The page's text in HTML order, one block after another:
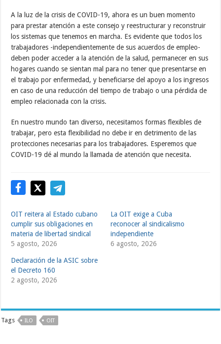
A la luz de la crisis de COVID-19, ahora es un buen momento
para prestar atención a este consejo y reestructurar y reconstruir
los sistemas que tenemos en marcha. Es evidente que todos los
trabajadores -independientemente de sus acuerdos de empleo-
deben poder acceder a la atención de la salud, permanecer en sus
hogares cuando se sientan mal para no tener que presentarse en
el trabajo por enfermedad, y beneficiarse del apoyo a los ingresos
en caso de una reducción del tiempo de trabajo o una pérdida de
empleo relacionada con la crisis.
En nuestro mundo tan diverso, necesitamos formas flexibles de
trabajar, pero esta flexibilidad no debe ir en detrimento de las
protecciones necesarias para los trabajadores. Esperemos que
COVID-19 dé al mundo la llamada de atención que necesita.
OIT reitera al Estado cubano
cumplir sus obligaciones en
materia de libertad sindical
5 agosto, 2026
La OIT exige a Cuba
reconocer al sindicalismo
independiente
6 agosto, 2026
Declaración de la ASIC sobre
el Decreto 160
2 agosto, 2026
Tags ILO OIT